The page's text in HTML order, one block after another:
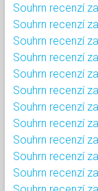
Souhrn recenzí
Souhrn recenzí
Souhrn recenzí
Souhrn recenzí
Souhrn recenzí
Souhrn recenzí
Souhrn recenzí
Souhrn recenzí
Souhrn recenzí
Souhrn recenzí
Souhrn recenzí